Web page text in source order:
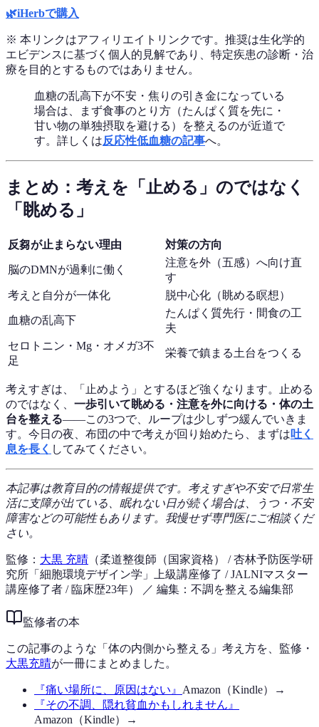
🌿iHerbで購入
※ 本リンクはアフィリエイトリンクです。推奨は生化学的
エビデンスに基づく個人的見解であり、特定疾患の診断・治
療を目的とするものではありません。
血糖の乱高下が不安・焦りの引き金になっている
場合は、まず食事のとり方（たんぱく質を先に・
甘い物の単独摂取を避ける）を整えるのが近道で
す。詳しくは反応性低血糖の記事へ。
まとめ：考えを「止める」のではなく
「眺める」
反芻が止まらない理由 対策の方向
脳のDMNが過剰に働く
注意を外（五感）へ向け直
す
考えと自分が一体化
脱中心化（眺める瞑想）
血糖の乱高下
たんぱく質先行・間食の工
夫
セロトニン・Mg・オメガ3不
足
栄養で鎮まる土台をつくる
考えすぎは、「止めよう」とするほど強くなります。止める
のではなく、 一歩引いて眺める・注意を外に向ける・体の土
台を整える——この3つで、ループは少しずつ緩んでいきま
す。今日の夜、布団の中で考えが回り始めたら、まずは吐く
息を長く してみてください。
本記事は教育目的の情報提供です。考えすぎや不安で日常生
活に支障が出ている、眠れない日が続く場合は、うつ・不安
障害などの可能性もあります。我慢せず専門医にご相談くだ
さい。
監修： 大黒 充晴 （柔道整復師（国家資格） / 杏林予防医学研
究所「細胞環境デザイン学」上級講座修了 / JALNIマスター
講座修了者 / 臨床歴23年）
／ 編集：不調を整える編集部
監修者の本
この記事のような「体の内側から整える」考え方を、監修・
大黒充晴が一冊にまとめました。
『痛い場所に、原因はない 』 Amazon（Kindle）→
『その不調、隠れ貧血かもしれません 』
Amazon（Kindle）→